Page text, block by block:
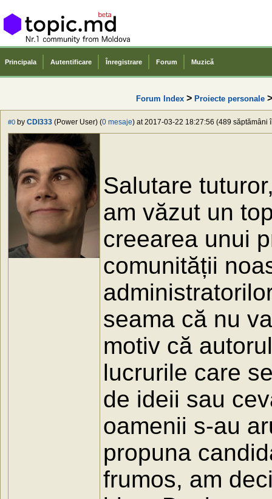
Principala Autentificare Înregistrare Forum Muzică
Forum Index > Proiecte personale
#0 by CDI333 (Power User) (0 mesaje) at 2017-03-22 18:27:56 (489 săptămâni
Salutare
am văzut un
creearea unui
comunității
seama că nu
motiv că
lucrurile care
de ideii sau
oamenii s-au
propuna
frumos, am